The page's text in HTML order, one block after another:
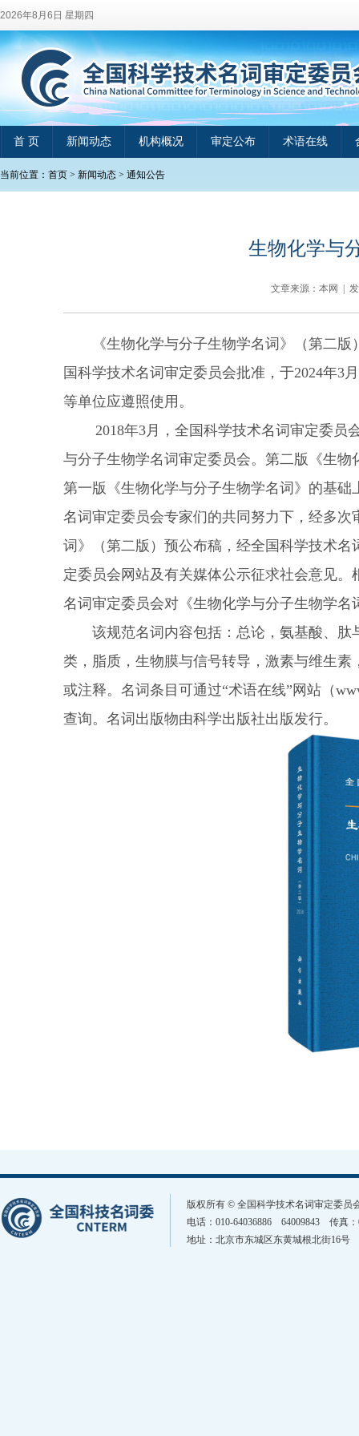
2026年8月6日 星期四
首 页 新闻动态 机构概况 审定公布 术语在线
当前位置： 首页 > 新闻动态 > 通知公告
生物化学与
文章来源：本网 |
《生物化学与分子生物学名词》（第二版
国科学技术名词审定委员会批准，于2024年3
等单位应遵照使用。
2018年3月，全国科学技术名词审定委员
与分子生物学名词审定委员会。第二版《生
第一版《生物化学与分子生物学名词》的基
名词审定委员会专家们的共同努力下，经多次
词》（第二版）预公布稿，经全国科学技术
定委员会网站及有关媒体公示征求社会意见
名词审定委员会对《生物化学与分子生物学名
该规范名词内容包括：总论，氨基酸、肽
类，脂质，生物膜与信号转导，激素与维生素
或注释。名词条目可通过“术语在线”网站（
查询。名词出版物由科学出版社出版发行。
版权所有 © 全国科学技术名词审定委
电话：010-64036886 64009843 传真
地址：北京市东城区东黄城根北街16